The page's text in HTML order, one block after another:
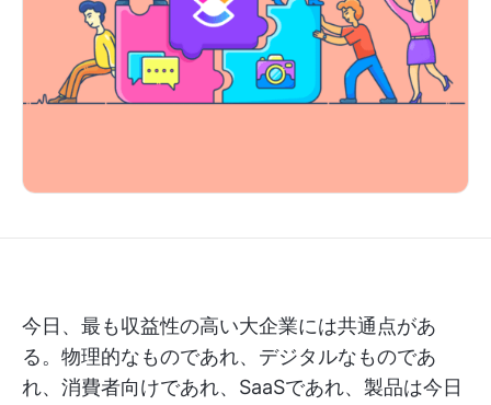
今日、最も収益性の高い大企業には共通点があ
る。物理的なものであれ、デジタルなものであ
れ、消費者向けであれ、SaaSであれ、製品は今日